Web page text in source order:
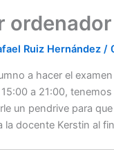
Ruiz Hernández/
a hacer el
a 21:00,
un pendrive para
la docente Kerstin al